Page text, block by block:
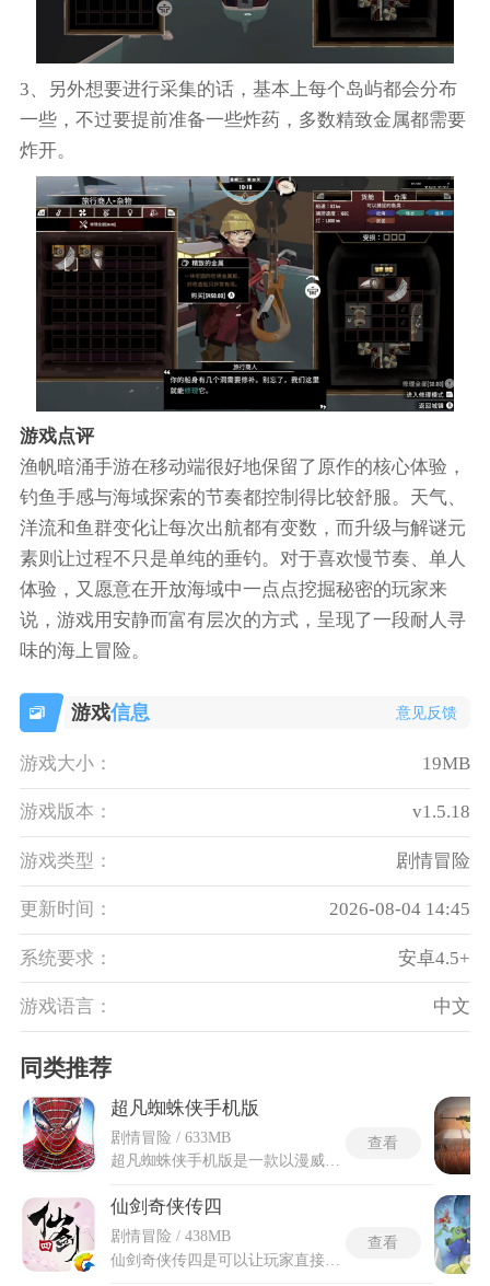
3、另外想要进行采集的话，基本上每个岛屿都会分布
一些，不过要提前准备一些炸药，多数精致金属都需要
炸开。
游戏点评
渔帆暗涌手游在移动端很好地保留了原作的核心体验，
钓鱼手感与海域探索的节奏都控制得比较舒服。天气、
洋流和鱼群变化让每次出航都有变数，而升级与解谜元
素则让过程不只是单纯的垂钓。对于喜欢慢节奏、单人
体验，又愿意在开放海域中一点点挖掘秘密的玩家来
说，游戏用安静而富有层次的方式，呈现了一段耐人寻
味的海上冒险。
游戏信息 意见反馈
游戏大小： 19MB
游戏版本： v1.5.18
游戏类型： 剧情冒险
更新时间： 2026-08-04 14:45
系统要求： 安卓4.5+
游戏语言： 中文
同类推荐
超凡蜘蛛侠手机版
剧情冒险 / 633MB
查看
仙剑奇侠传四
剧情冒险 / 438MB
查看